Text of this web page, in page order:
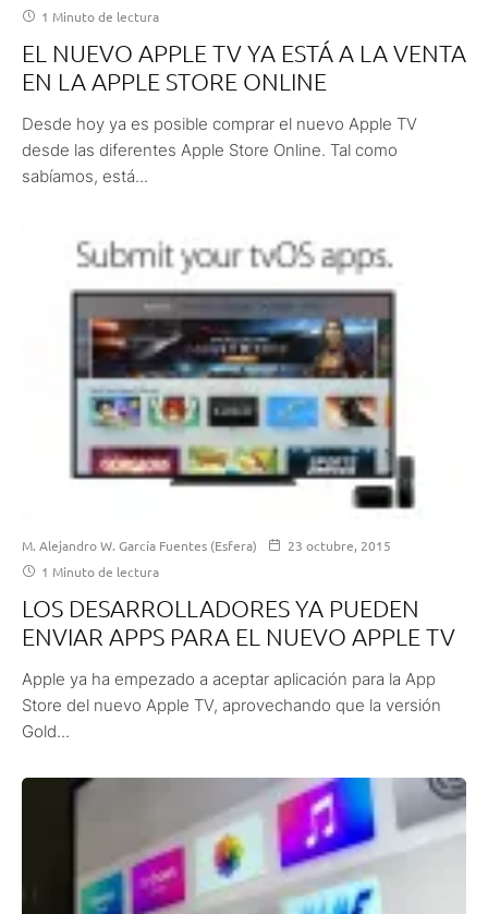
1 Minuto de lectura
EL NUEVO APPLE TV YA ESTÁ A LA VENTA
EN LA APPLE STORE ONLINE
Desde hoy ya es posible comprar el nuevo Apple TV
desde las diferentes Apple Store Online. Tal como
sabíamos, está...
M. Alejandro W. García Fuentes (Esfera)
23 octubre, 2015
1 Minuto de lectura
LOS DESARROLLADORES YA PUEDEN
ENVIAR APPS PARA EL NUEVO APPLE TV
Apple ya ha empezado a aceptar aplicación para la App
Store del nuevo Apple TV, aprovechando que la versión
Gold...